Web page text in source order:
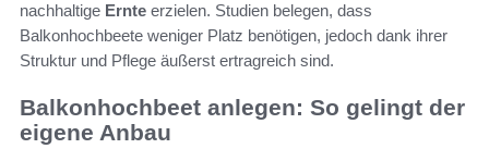
nachhaltige Ernte erzielen. Studien belegen, dass
Balkonhochbeete weniger Platz benötigen, jedoch dank ihrer
Struktur und Pflege äußerst ertragreich sind.
Balkonhochbeet anlegen: So gelingt der
eigene Anbau